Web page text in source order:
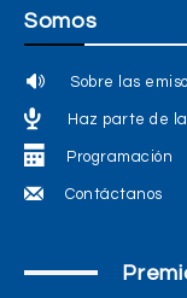
Somos
Sobre las
Haz parte de
Programación
Contáctanos